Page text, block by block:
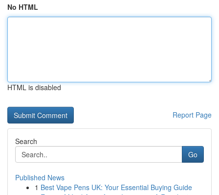
No HTML
HTML is disabled
Report Page
Search
Go
Published News
1 Best Vape Pens UK: Your Essential Buying Guide